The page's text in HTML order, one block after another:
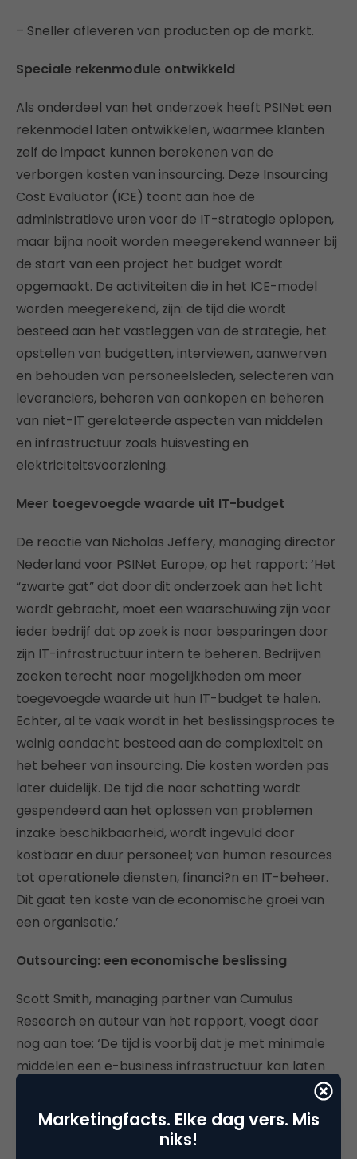
– Sneller afleveren van producten op de markt.
Speciale rekenmodule ontwikkeld
Als onderdeel van het onderzoek heeft PSINet een
rekenmodel laten ontwikkelen, waarmee klanten
zelf de impact kunnen berekenen van de
verborgen kosten van insourcing. Deze Insourcing
Cost Evaluator (ICE) toont aan hoe de
administratieve uren voor de IT-strategie oplopen,
maar bijna nooit worden meegerekend wanneer bij
de start van een project het budget wordt
opgemaakt. De activiteiten die in het ICE-model
worden meegerekend, zijn: de tijd die wordt
besteed aan het vastleggen van de strategie, het
opstellen van budgetten, interviewen, aanwerven
en behouden van personeelsleden, selecteren van
leveranciers, beheren van aankopen en beheren
van niet-IT gerelateerde aspecten van middelen
en infrastructuur zoals huisvesting en
elektriciteitsvoorziening.
Meer toegevoegde waarde uit IT-budget
De reactie van Nicholas Jeffery, managing director
Nederland voor PSINet Europe, op het rapport: ‘Het
“zwarte gat” dat door dit onderzoek aan het licht
wordt gebracht, moet een waarschuwing zijn voor
ieder bedrijf dat op zoek is naar besparingen door
zijn IT-infrastructuur intern te beheren. Bedrijven
zoeken terecht naar mogelijkheden om meer
toegevoegde waarde uit hun IT-budget te halen.
Echter, al te vaak wordt in het beslissingsproces te
weinig aandacht besteed aan de complexiteit en
het beheer van insourcing. Die kosten worden pas
later duidelijk. De tijd die naar schatting wordt
gespendeerd aan het oplossen van problemen
inzake beschikbaarheid, wordt ingevuld door
kostbaar en duur personeel; van human resources
tot operationele diensten, financi?n en IT-beheer.
Dit gaat ten koste van de economische groei van
een organisatie.’
Outsourcing: een economische beslissing
Scott Smith, managing partner van Cumulus
Research en auteur van het rapport, voegt daar
nog aan toe: ‘De tijd is voorbij dat je met minimale
middelen een e-business infrastructuur kan laten
draaien. Het is ook niet langer mogelijk om met een
minimum aan personeel, middelen en kennis een
bedrijf te laten overleven. Zelfs indien bedrijven
Marketingfacts. Elke dag vers. Mis
niks!